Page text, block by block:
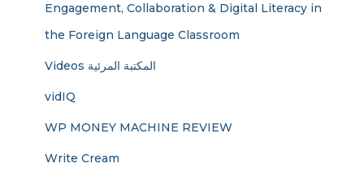
Engagement, Collaboration & Digital Literacy in
the Foreign Language Classroom
Videos المكتبة المرئية
vidIQ
WP MONEY MACHINE REVIEW
Write Cream